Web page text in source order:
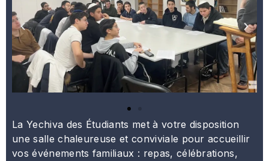
La Yechiva des Étudiants met à votre disposition
une salle chaleureuse et conviviale pour accueillir
vos événements familiaux : repas, célébrations,